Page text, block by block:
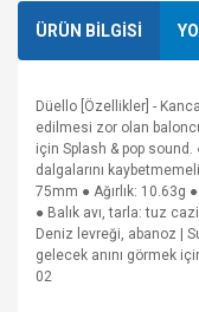
ÜRÜN BİLGİSİ
Düello [Özellikler] -
edilmesi zor olan
için Splash & pop
dalgalarını
75mm ● Ağırlık: 10.63g
● Balık avı, tarla: tuz
Deniz levreği, abanoz |
gelecek anını görmek
02